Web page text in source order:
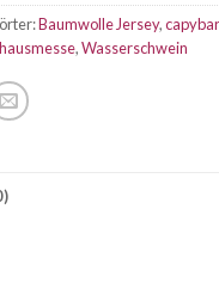
Baumwolle Jersey,
,Wasserschwein